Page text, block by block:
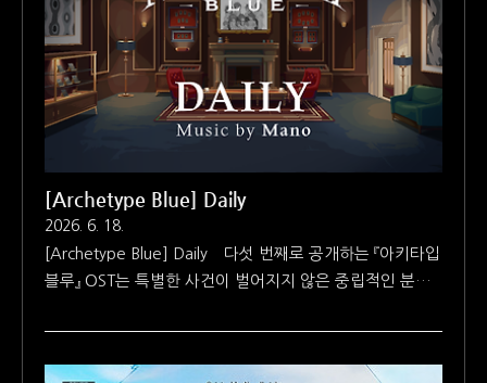
때 유니버설 오디오에서 UAD Showtime '64 Tube Amp
라는 앰프 시뮬레이터 플러그인을 무료로 배포하기 시작했
는데 (지금도 하고 있습니다) 이걸 내려받아서 테스트해 보
니, 제가 가지고 있는 블루스 주니어 앰프랑 상당히 비슷..
[Archetype Blue] Daily
2026. 6. 18.
[Archetype Blue] Daily 다섯 번째로 공개하는 『아키타입
블루』 OST는 특별한 사건이 벌어지지 않은 중립적인 분위
런 말을 하자니 좀 기분이 이상하긴 합니다만 드디어 저에
게도 어디 가서 내세울 만한 멍하니 틀어놓고 있어도 SAN